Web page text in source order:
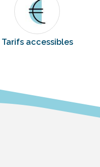
Tarifs accessibles